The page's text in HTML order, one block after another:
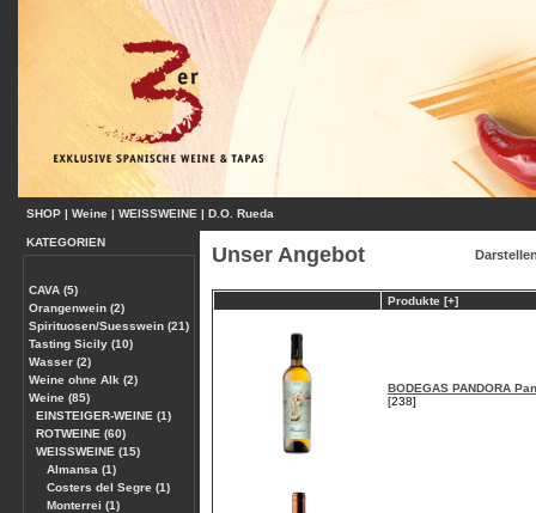
SHOP | Weine | WEISSWEINE | D.O. Rueda
KATEGORIEN
CAVA (5)
Orangenwein (2)
Spirituosen/Suesswein (21)
Tasting Sicily (10)
Wasser (2)
Weine ohne Alk (2)
Weine (85)
EINSTEIGER-WEINE (1)
ROTWEINE (60)
WEISSWEINE (15)
Almansa (1)
Costers del Segre (1)
Monterrei (1)
Unser Angebot
Produkte [+]
BODEGAS PANDORA
[238]